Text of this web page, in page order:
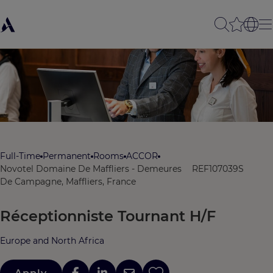
Full-Time Permanent Rooms ACCOR
Novotel Domaine De Maffliers - Demeures
De Campagne, Maffliers, France
REF107039S
Réceptionniste Tournant H/F
Europe and North Africa